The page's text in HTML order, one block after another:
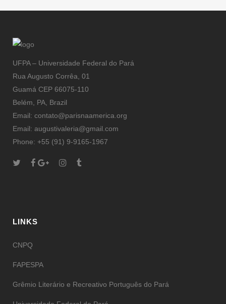
UFPA – Universidade Federal do Pará
Rua Augusto Corrêa, 01
Guamá CEP 66075-110
Belém, PA, Brazil
Email: contato@parisnaamerica.org
Email: augustivaleria@gmail.com
Phone: +55 (91) 9-9165-1967
LINKS
CNPQ
FAPESPA
Grêmio Literário e Recreativo Português do Pará